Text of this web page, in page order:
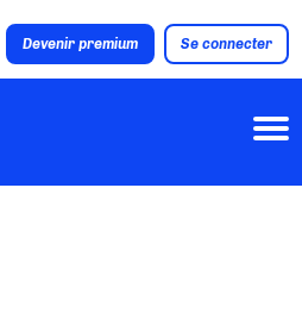
Devenir premium Se connecter